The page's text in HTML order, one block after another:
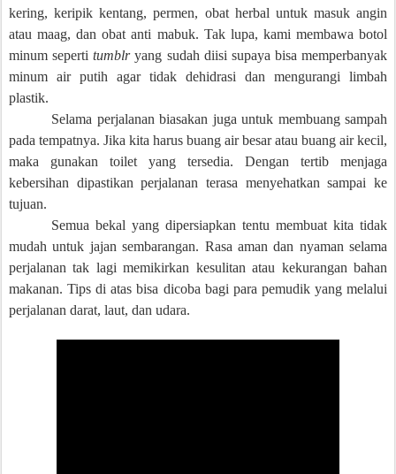
kering, keripik kentang, permen, obat herbal untuk masuk angin
atau maag, dan obat anti mabuk. Tak lupa, kami membawa botol
minum sepertitumblryang sudah diisi supaya bisa memperbanyak
minum air putih agar tidak dehidrasi dan mengurangi limbah
plastik.
Selama perjalanan biasakan juga untuk membuang sampah
pada tempatnya. Jika kita harus buang air besar atau buang air kecil,
maka gunakan toilet yang tersedia. Dengan tertib menjaga
kebersihan dipastikan perjalanan terasa menyehatkan sampai ke
tujuan.
Semua bekal yang dipersiapkan tentu membuat kita tidak
mudah untuk jajan sembarangan. Rasa aman dan nyaman selama
perjalanan tak lagi memikirkan kesulitan atau kekurangan bahan
makanan. Tips di atas bisa dicoba bagi para pemudik yang melalui
perjalanan darat, laut, dan udara.